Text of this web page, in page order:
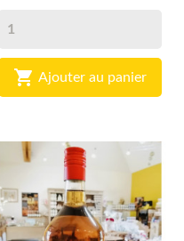
 Ajouter au panier